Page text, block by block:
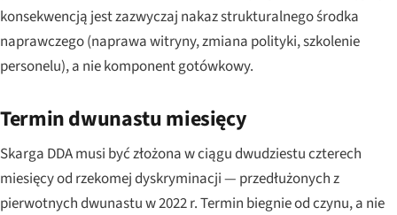
konsekwencją jest zazwyczaj nakaz strukturalnego środka
naprawczego (naprawa witryny, zmiana polityki, szkolenie
personelu), a nie komponent gotówkowy.
Termin dwunastu miesięcy
Skarga DDA musi być złożona w ciągu dwudziestu czterech
miesięcy od rzekomej dyskryminacji — przedłużonych z
pierwotnych dwunastu w 2022 r. Termin biegnie od czynu, a nie